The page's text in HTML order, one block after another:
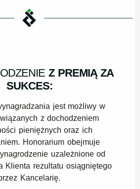
Z PREMIĄ ZA
SUKCES:
jest możliwy w
z dochodzeniem
pieniężnych oraz ich
Honorarium obejmuje
uzależnione od
Klienta rezultatu osiągniętego
Kancelarię.